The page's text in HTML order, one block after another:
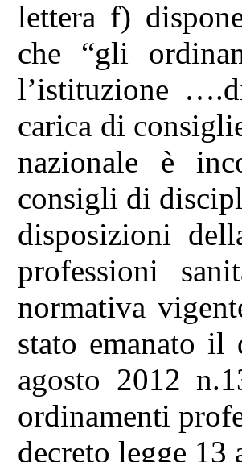
lettera f)
che “gli
l’istituzione
carica di
nazionale è
consigli di
disposizioni
professioni
normativa
stato emanato il
agosto 2012
ordinamenti
decreto legge 13